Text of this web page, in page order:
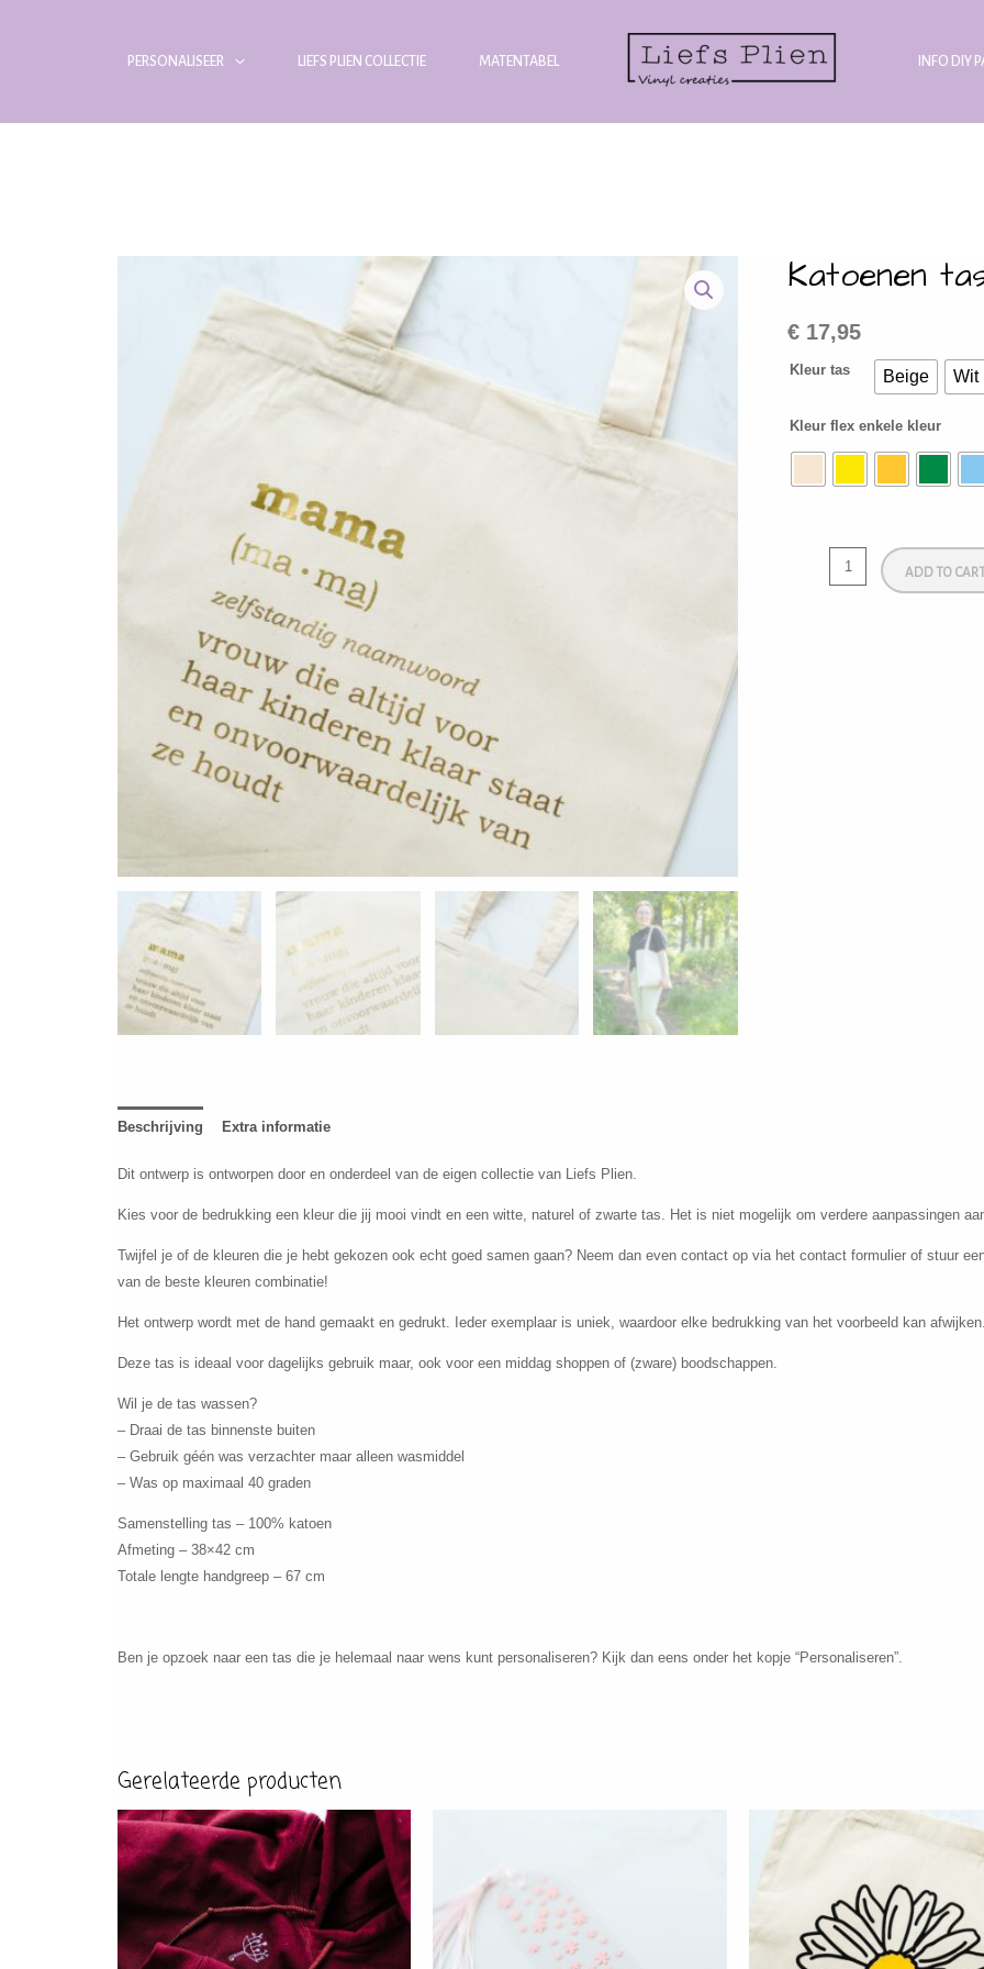
PERSONALISEER LIEFS PLIEN COLLECTIE MATENTABEL INFO DIY
Katoenen
€ 17,95
Kleur tas Beige Wit
Kleur flex enkele kleur
ADD TO
Beschrijving Extra informatie
Dit ontwerp is ontworpen door en onderdeel van de eigen collectie van Liefs Plien.
Kies voor de bedrukking een kleur die jij mooi vindt en een witte, naturel of zwarte tas. Het is niet mogelijk om verdere aanpassingen
Twijfel je of de kleuren die je hebt gekozen ook echt goed samen gaan? Neem dan even contact op via het contact formulier of stuur
van de beste kleuren combinatie!
Het ontwerp wordt met de hand gemaakt en gedrukt. Ieder exemplaar is uniek, waardoor elke bedrukking van het voorbeeld kan
Deze tas is ideaal voor dagelijks gebruik maar, ook voor een middag shoppen of (zware) boodschappen.
Wil je de tas wassen?
– Draai de tas binnenste buiten
– Gebruik géén was verzachter maar alleen wasmiddel
– Was op maximaal 40 graden
Samenstelling tas – 100% katoen
Afmeting – 38×42 cm
Totale lengte handgreep – 67 cm
Ben je opzoek naar een tas die je helemaal naar wens kunt personaliseren? Kijk dan eens onder het kopje “Personaliseren”.
Gerelateerde producten